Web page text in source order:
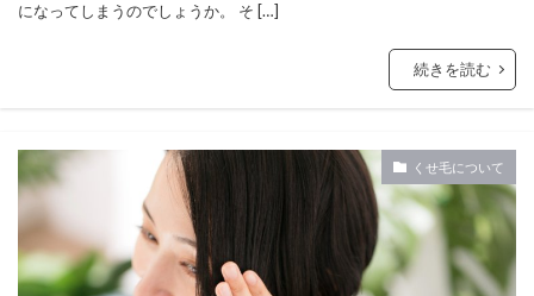
になってしまうのでしょうか。 そ […]
続きを読む
くせ毛について